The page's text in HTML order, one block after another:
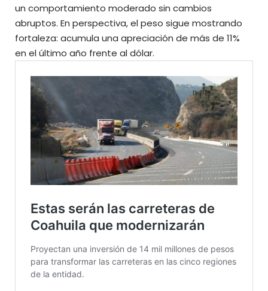
un comportamiento moderado sin cambios
abruptos. En perspectiva, el peso sigue mostrando
fortaleza: acumula una apreciación de más de 11%
en el último año frente al dólar.